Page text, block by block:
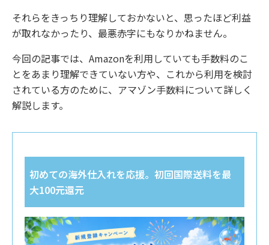
それらをきっちり理解しておかないと、思ったほど利益
が取れなかったり、最悪赤字にもなりかねません。
今回の記事では、Amazonを利用していても手数料のこ
とをあまり理解できていない方や、これから利用を検討
されている方のために、アマゾン手数料について詳しく
解説します。
初めての海外仕入れを応援。初回国際送料を最
大100元還元